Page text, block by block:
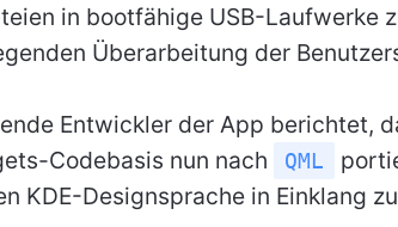
in bootfähige USB-Laufwerke
Überarbeitung der
Entwickler der App berichtet,
Codebasis nun nach
QML
KDE-Designsprache in Einklang